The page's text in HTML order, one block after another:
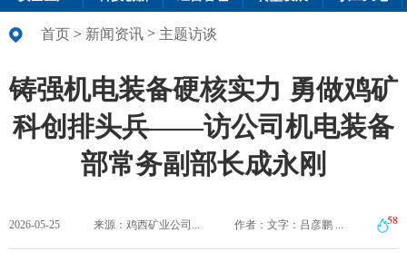
首页 > 新闻资讯 > 主题访谈
铸强机电装备硬核实力 勇做鸡矿
科创排头兵——访公司机电装备
部常务副部长成永刚
2026-05-25 来源：鸡西矿业公司... 作者：文字：吕彦鹏 ... 58